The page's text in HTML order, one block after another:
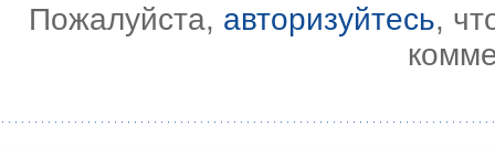
Пожалуйста, авторизуйтесь,